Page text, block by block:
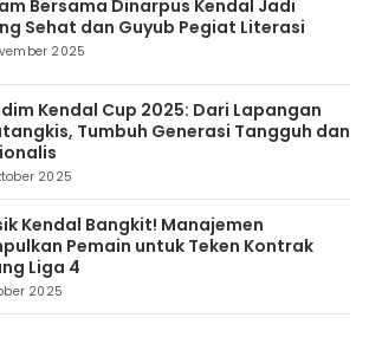
Bersama Dinarpus Kendal Jadi
Sehat dan Guyub Pegiat Literasi
2025
Kendal Cup 2025: Dari Lapangan
Tumbuh Generasi Tangguh dan
2025
Kendal Bangkit! Manajemen
Pemain untuk Teken Kontrak
Liga 4
2025